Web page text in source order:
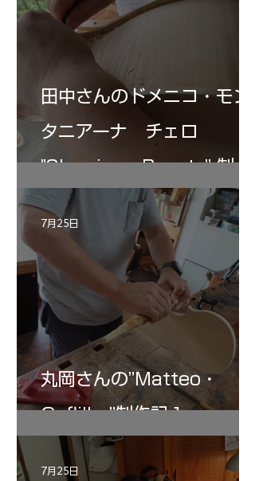
田中さんのドメニコ・モン
タニアーナ チェロ
"Sleeping・Beauty” 制作
記 30
丸岡さんの”Matteo・
Gofliller”制作記１
7月25日
7月25日